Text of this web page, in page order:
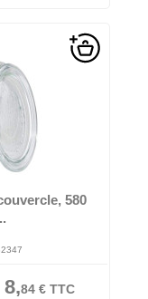
580
8,84€TTC
mm, contenu: 2
,